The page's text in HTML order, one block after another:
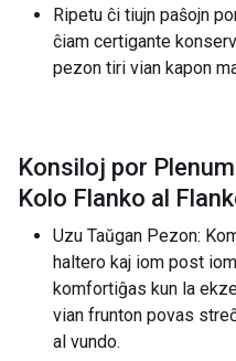
Ripetu ĉi tiujn paŝojn
ĉiam certigante
pezon tiri vian kapon
Konsiloj por
Kolo Flanko al
Uzu Taŭgan Pezon:
haltero kaj iom post
komfortiĝas kun la
vian frunton povas
al vundo.